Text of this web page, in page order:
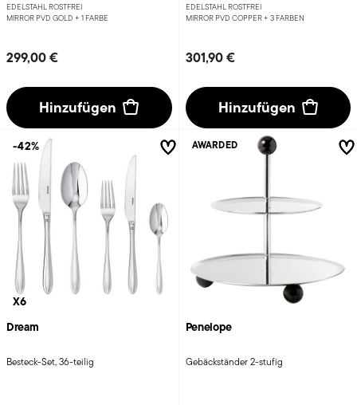
EDELSTAHL ROSTFREI
MIRROR PVD GOLD + 1 FARBE
299,00 €
Hinzufügen
EDELSTAHL ROSTFREI
MIRROR PVD COPPER + 3 FARBEN
301,90 €
Hinzufügen
X6
Dream
Besteck-Set, 36-teilig
-42%
Penelope
Gebäckständer 2-stufig
AWARDED